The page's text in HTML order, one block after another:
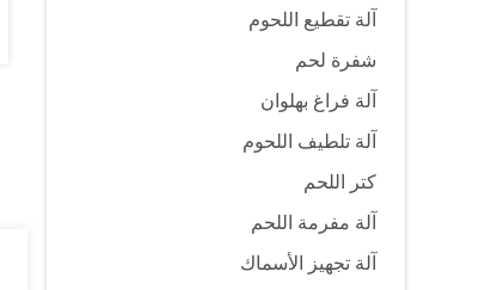
آلة تقطيع اللحوم
شفرة لحم
آلة فراغ بهلوان
آلة تلطيف اللحوم
كتر اللحم
آلة مفرمة اللحم
آلة تجهيز الأسماك